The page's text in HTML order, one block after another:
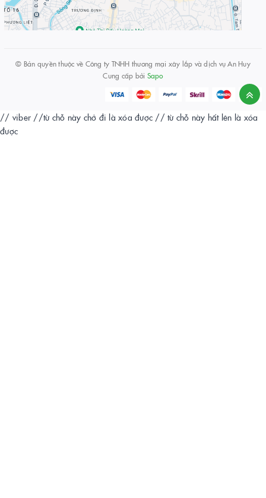
© Bản quyền thuộc về Công ty TNHH thương mại xây lắp và dịch vụ An Huy
Cung cấp bởi Sapo
// viber //từ chỗ này chở đi là xóa được // từ chỗ này hất lên là xóa
được